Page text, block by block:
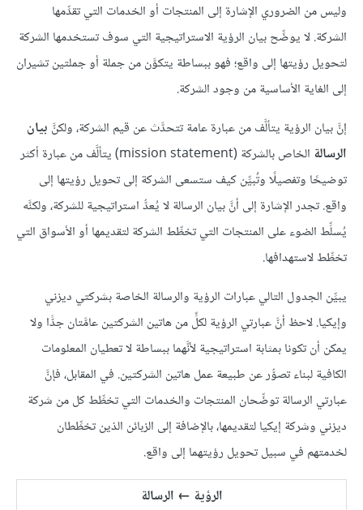
وليس من الضروري الإشارة إلى المنتجات أو الخدمات التي تقدِّمها
الشركة. لا يوضِّح بيان الرؤية الاستراتيجية التي سوف تستخدمها الشركة
لتحويل رؤيتها إلى واقع؛ فهو ببساطة يتكوَّن من جملة أو جملتين تشيران
إلى الغاية الأساسية من وجود الشركة.
إنَّ بيان الرؤية يتألَّف من عبارة عامة تتحدَّث عن قيم الشركة، ولكنَّ بيان
الرسالة
الخاص بالشركة (mission statement) يتألَّف من عبارة أكثر
توضيحًا وتفصيلًا وتُبيِّن كيف ستسعى الشركة إلى تحويل رؤيتها إلى
واقع. تجدر الإشارة إلى أنَّ بيان الرسالة لا يُعدُّ استراتيجية للشركة، ولكنَّه
يُسلِّط الضوء على المنتجات التي تخطِّط الشركة لتقديمها أو الأسواق التي
تخطِّط لاستهدافها.
يبيِّن الجدول التالي عبارات الرؤية والرسالة الخاصة بشركتي ديزني
وإيكيا. لاحظ أنَّ عبارتي الرؤية لكلٍّ من هاتين الشركتين عامَّتان جدًّا ولا
يمكن أن تكونا بمثابة استراتيجية لأنَّهما ببساطة لا تعطيان المعلومات
الكافية لبناء تصوُّر عن طبيعة عمل هاتين الشركتين. في المقابل، فإنَّ
عبارتي الرسالة توضِّحان المنتجات والخدمات التي تخطِّط كل من شركة
ديزني وشركة إيكيا لتقديمها، بالإضافة إلى الزبائن الذين تخطِّطان
لخدمتهم في سبيل تحويل رؤيتهما إلى واقع.
الرؤية ← الرسالة